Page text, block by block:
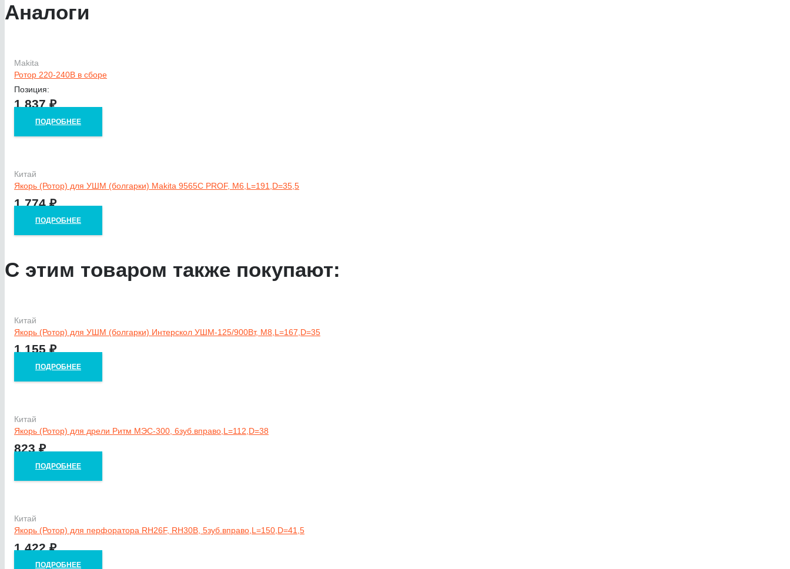
Аналоги
Makita
Ротор 220-240В в сборе
Позиция:
1 837₽
ПОДРОБНЕЕ
Китай
Якорь (Ротор) для УШМ (болгарки) Makita 9565C PROF, М6,L=191,D=35,5
1 774₽
ПОДРОБНЕЕ
С этим товаром также покупают:
Китай
Якорь (Ротор) для УШМ (болгарки) Интерскол УШМ-125/900Вт, М8,L=167,D=35
1 155₽
ПОДРОБНЕЕ
Китай
Якорь (Ротор) для дрели Ритм МЭС-300, 6зуб.вправо,L=112,D=38
823₽
ПОДРОБНЕЕ
Китай
Якорь (Ротор) для перфоратора RH26F, RH30B, 5зуб.вправо,L=150,D=41,5
1 422₽
ПОДРОБНЕЕ